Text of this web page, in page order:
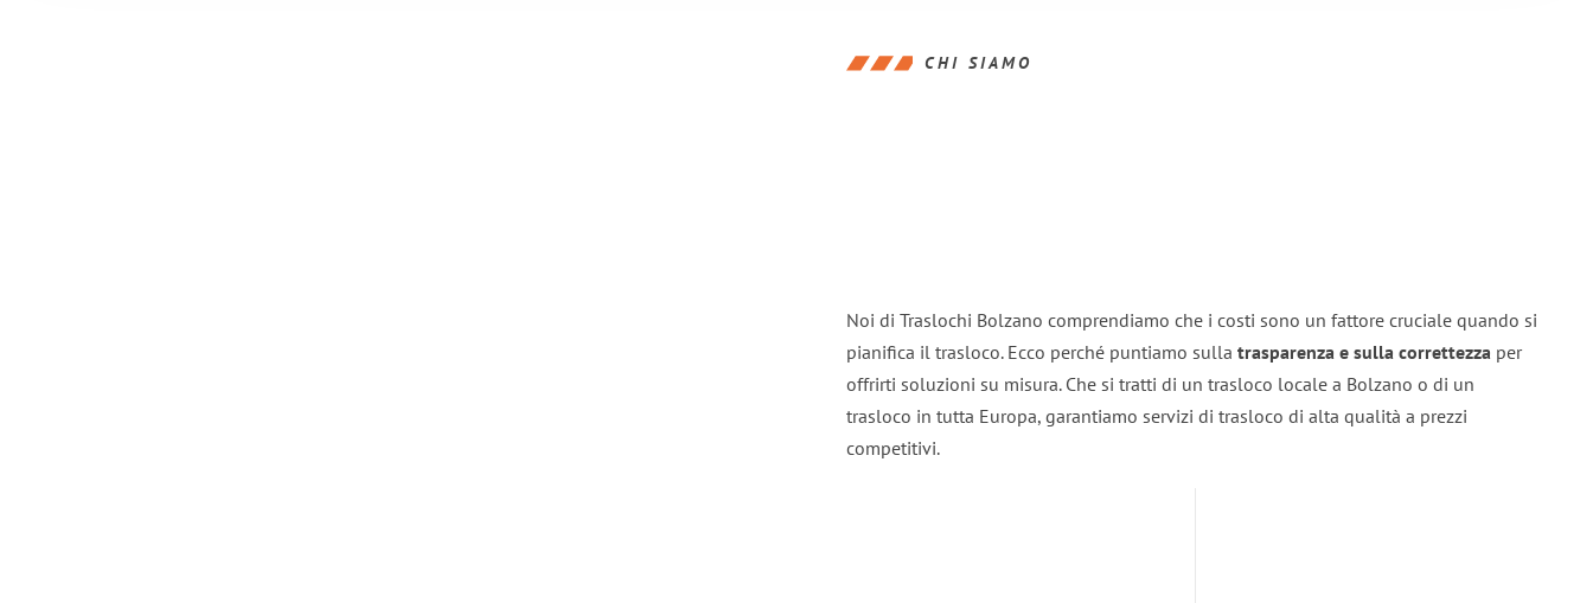
CHI SIAMO
Noi di Traslochi Bolzano comprendiamo che i costi sono un fattore cruciale quando si
pianifica il trasloco. Ecco perché puntiamo sulla trasparenza e sulla correttezza per
offrirti soluzioni su misura. Che si tratti di un trasloco locale a Bolzano o di un
trasloco in tutta Europa, garantiamo servizi di trasloco di alta qualità a prezzi
competitivi.